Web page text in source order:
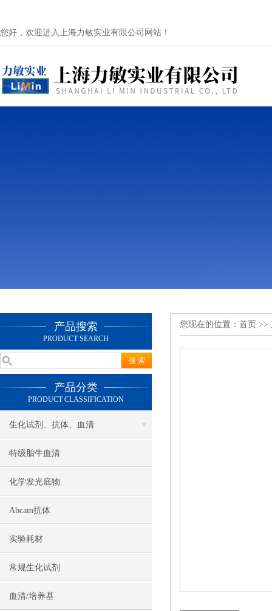
您好，欢迎进入上海力敏实业有限公司网站！
产品搜索
PRODUCT SEARCH
产品分类
PRODUCT CLASSIFICATION
生化试剂、抗体、血清
特级胎牛血清
化学发光底物
Abcam抗体
实验耗材
常规生化试剂
血清/培养基
您现在的位置： 首页 >>